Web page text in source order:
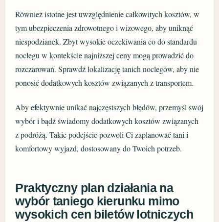
Również istotne jest uwzględnienie całkowitych kosztów, w
tym ubezpieczenia zdrowotnego i wizowego, aby uniknąć
niespodzianek. Zbyt wysokie oczekiwania co do standardu
noclegu w kontekście najniższej ceny mogą prowadzić do
rozczarowań. Sprawdź lokalizację tanich noclegów, aby nie
ponosić dodatkowych kosztów związanych z transportem.
Aby efektywnie unikać najczęstszych błędów, przemyśl swój
wybór i bądź świadomy dodatkowych kosztów związanych
z podróżą. Takie podejście pozwoli Ci zaplanować tani i
komfortowy wyjazd, dostosowany do Twoich potrzeb.
Praktyczny plan działania na
wybór taniego kierunku mimo
wysokich cen biletów lotniczych